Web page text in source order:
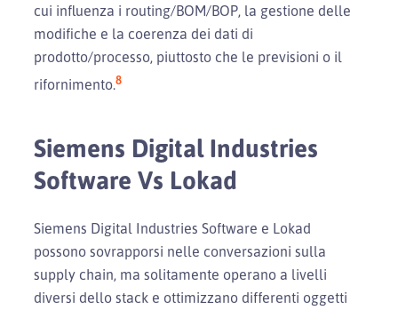
cui influenza i routing/BOM/BOP, la gestione delle
modifiche e la coerenza dei dati di
prodotto/processo, piuttosto che le previsioni o il
rifornimento.8
Siemens Digital Industries
Software Vs Lokad
Siemens Digital Industries Software e Lokad
possono sovrapporsi nelle conversazioni sulla
supply chain, ma solitamente operano a livelli
diversi dello stack e ottimizzano differenti oggetti